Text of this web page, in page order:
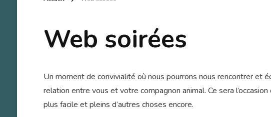
Web soirées
Un moment de convivialité où nous pourrons nous rencontrer et
relation entre vous et votre compagnon animal. Ce sera
plus facile et pleins d’autres choses encore.